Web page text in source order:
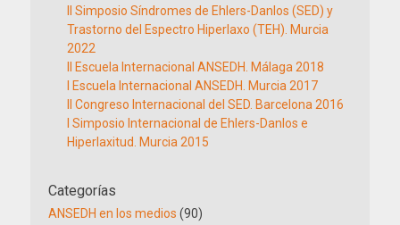
II Simposio Síndromes de Ehlers-Danlos (SED) y
Trastorno del Espectro Hiperlaxo (TEH). Murcia
2022
II Escuela Internacional ANSEDH. Málaga 2018
I Escuela Internacional ANSEDH. Murcia 2017
II Congreso Internacional del SED. Barcelona 2016
I Simposio Internacional de Ehlers-Danlos e
Hiperlaxitud. Murcia 2015
Categorías
ANSEDH en los medios (90)